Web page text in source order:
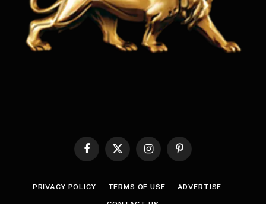
Facebook
X
InstagramPinterest
PRIVACY POLICY TERMS OF USE ADVERTISE